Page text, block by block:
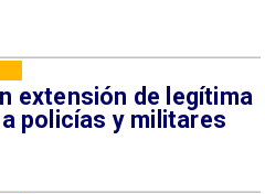
extensión de legítima
policías y militares